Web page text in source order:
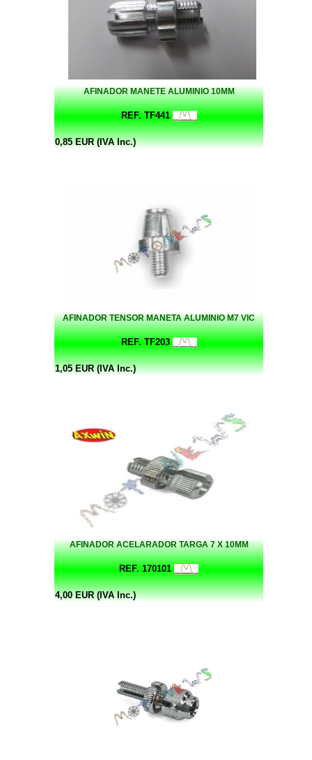
AFINADOR MANETE ALUMINIO 10MM
REF. TF441
0,85 EUR (IVA Inc.)
AFINADOR TENSOR MANETA ALUMINIO M7 VIC
REF. TF203
1,05 EUR (IVA Inc.)
AFINADOR ACELARADOR TARGA 7 X 10MM
REF. 170101
4,00 EUR (IVA Inc.)